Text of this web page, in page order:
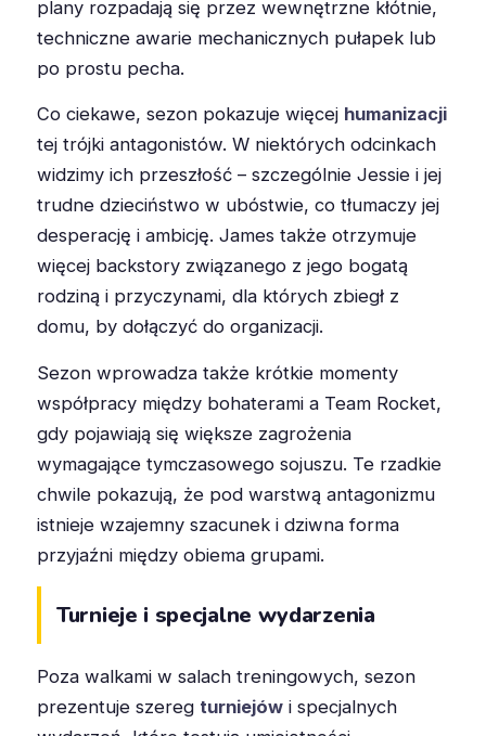
plany rozpadają się przez wewnętrzne kłótnie,
techniczne awarie mechanicznych pułapek lub
po prostu pecha.
Co ciekawe, sezon pokazuje więcej humanizacji
tej trójki antagonistów. W niektórych odcinkach
widzimy ich przeszłość – szczególnie Jessie i jej
trudne dzieciństwo w ubóstwie, co tłumaczy jej
desperację i ambicję. James także otrzymuje
więcej backstory związanego z jego bogatą
rodziną i przyczynami, dla których zbiegł z
domu, by dołączyć do organizacji.
Sezon wprowadza także krótkie momenty
współpracy między bohaterami a Team Rocket,
gdy pojawiają się większe zagrożenia
wymagające tymczasowego sojuszu. Te rzadkie
chwile pokazują, że pod warstwą antagonizmu
istnieje wzajemny szacunek i dziwna forma
przyjaźni między obiema grupami.
Turnieje i specjalne wydarzenia
Poza walkami w salach treningowych, sezon
prezentuje szereg turniejów i specjalnych